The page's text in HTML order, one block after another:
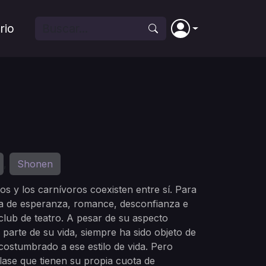
Shonen
y los carnívoros coexisten entre sí. Para
de esperanza, romance, desconfianza e
de teatro. A pesar de su aspecto
de su vida, siempre ha sido objeto de
a ese estilo de vida. Pero
que tienen su propia cuota de